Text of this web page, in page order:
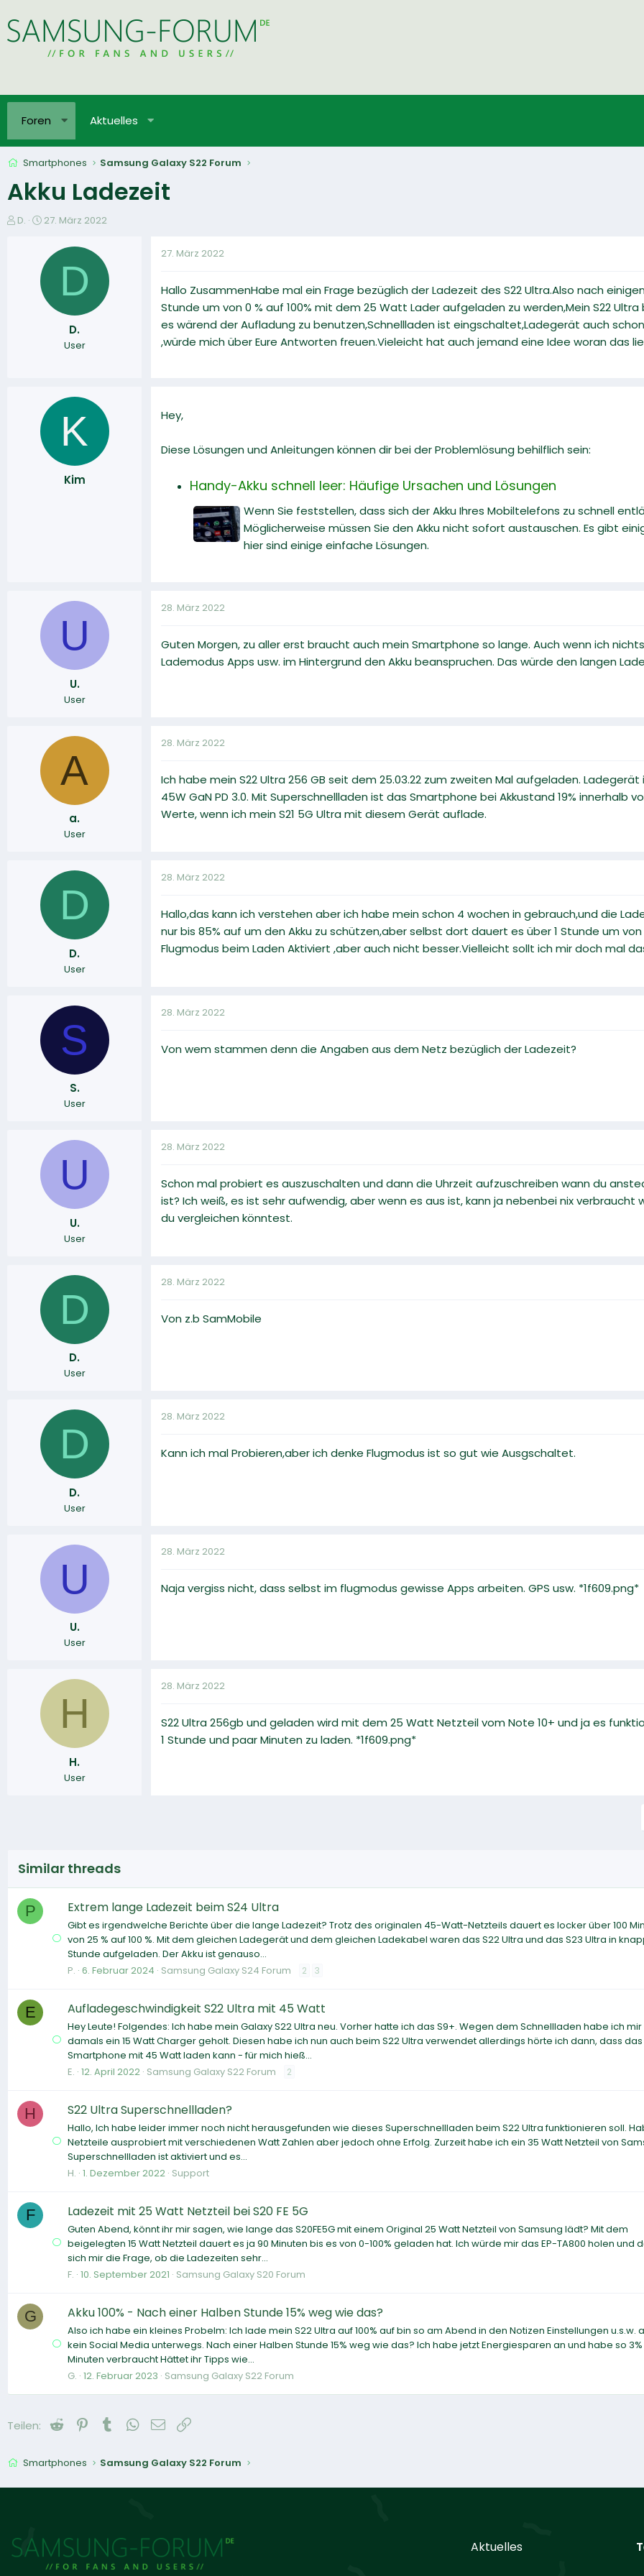
Foren Aktuelles
Smartphones Samsung Galaxy S22 Forum
Akku Ladezeit
E
D.
E
t
27. März 2022
D
D.
User
27. März 2022
Hallo ZusammenHabe mal ein Frage bezüglich der Ladezeit des S22 Ultra.Also nach
Stunde um von 0 % auf 100% mit dem 25 Watt Lader aufgeladen zu werden,Mein S22 Ultra
es wärend der Aufladung zu benutzen,Schnellladen ist eingschaltet,Ladegerät auch
,würde mich über Eure Antworten freuen.Vieleicht hat auch jemand eine Idee woran das
K
Kim
Hey,
Diese Lösungen und Anleitungen können dir bei der Problemlösung behilflich sein:
Handy-Akku schnell leer: Häufige Ursachen und Lösungen
Wenn Sie feststellen, dass sich der Akku Ihres Mobiltelefons zu schnell
Möglicherweise müssen Sie den Akku nicht sofort austauschen. Es gibt
hier sind einige einfache Lösungen.
U
U.
User
28. März 2022
Guten Morgen, zu aller erst braucht auch mein Smartphone so lange. Auch wenn ich
Lademodus Apps usw. im Hintergrund den Akku beanspruchen. Das würde den langen
A
a.
User
28. März 2022
Ich habe mein S22 Ultra 256 GB seit dem 25.03.22 zum zweiten Mal aufgeladen.
45W GaN PD 3.0. Mit Superschnellladen ist das Smartphone bei Akkustand 19% innerhalb
Werte, wenn ich mein S21 5G Ultra mit diesem Gerät auflade.
D
D.
User
28. März 2022
Hallo,das kann ich verstehen aber ich habe mein schon 4 wochen in gebrauch,und die
nur bis 85% auf um den Akku zu schützen,aber selbst dort dauert es über 1 Stunde um
Flugmodus beim Laden Aktiviert ,aber auch nicht besser.Vielleicht sollt ich mir doch mal
S
S.
User
28. März 2022
Von wem stammen denn die Angaben aus dem Netz bezüglich der Ladezeit?
U
U.
User
28. März 2022
Schon mal probiert es auszuschalten und dann die Uhrzeit aufzuschreiben wann du
ist? Ich weiß, es ist sehr aufwendig, aber wenn es aus ist, kann ja nebenbei nix
du vergleichen könntest.
D
D.
User
28. März 2022
Von z.b SamMobile
D
D.
User
28. März 2022
Kann ich mal Probieren,aber ich denke Flugmodus ist so gut wie Ausgschaltet.
U
U.
User
28. März 2022
Naja vergiss nicht, dass selbst im flugmodus gewisse Apps arbeiten. GPS usw. *1f609.png*
H
H.
User
28. März 2022
S22 Ultra 256gb und geladen wird mit dem 25 Watt Netzteil vom Note 10+ und ja es
1 Stunde und paar Minuten zu laden. *1f609.png*
Similar threads
P Extrem lange Ladezeit beim S24 Ultra
Gibt es irgendwelche Berichte über die lange Ladezeit? Trotz des originalen 45-Watt-Netzteils dauert es locker über 100
von 25 % auf 100 %. Mit dem gleichen Ladegerät und dem gleichen Ladekabel waren das S22 Ultra und das S23 Ultra in
Stunde aufgeladen. Der Akku ist genauso...
P. 6. Februar 2024 Samsung Galaxy S24 Forum 2 3
E Aufladegeschwindigkeit S22 Ultra mit 45 Watt
Hey Leute! Folgendes: Ich habe mein Galaxy S22 Ultra neu. Vorher hatte ich das S9+. Wegen dem Schnellladen habe ich mir
damals ein 15 Watt Charger geholt. Diesen habe ich nun auch beim S22 Ultra verwendet allerdings hörte ich dann, dass
Smartphone mit 45 Watt laden kann - für mich hieß...
E. 12. April 2022 Samsung Galaxy S22 Forum 2
H S22 Ultra Superschnellladen?
Hallo, Ich habe leider immer noch nicht herausgefunden wie dieses Superschnellladen beim S22 Ultra funktionieren soll.
Netzteile ausprobiert mit verschiedenen Watt Zahlen aber jedoch ohne Erfolg. Zurzeit habe ich ein 35 Watt Netzteil von
Superschnellladen ist aktiviert und es...
H. 1. Dezember 2022 Support
F Ladezeit mit 25 Watt Netzteil bei S20 FE 5G
Guten Abend, könnt ihr mir sagen, wie lange das S20FE5G mit einem Original 25 Watt Netzteil von Samsung lädt? Mit dem
beigelegten 15 Watt Netzteil dauert es ja 90 Minuten bis es von 0-100% geladen hat. Ich würde mir das EP-TA800 holen und
sich mir die Frage, ob die Ladezeiten sehr...
F. 10. September 2021 Samsung Galaxy S20 Forum
G Akku 100% - Nach einer Halben Stunde 15% weg wie das?
Also ich habe ein kleines Probelm: Ich lade mein S22 Ultra auf 100% auf bin so am Abend in den Notizen Einstellungen u.s.w.
kein Social Media unterwegs. Nach einer Halben Stunde 15% weg wie das? Ich habe jetzt Energiesparen an und habe so 3%
Minuten verbraucht Hättet ihr Tipps wie...
G. 12. Februar 2023 Samsung Galaxy S22 Forum
Teilen: Reddit PinterestTumblrWhatsApp
E-Mail
Smartphones Samsung Galaxy S22 Forum
Aktuelles